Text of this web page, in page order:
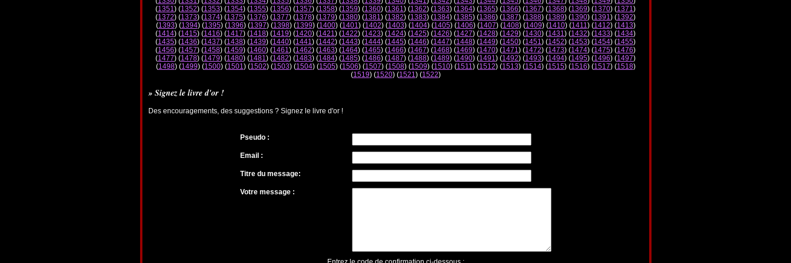
(1351) (1352) (1353) (1354) (1355) (1356) (1357) (1358) (1359) (1360) (1361) (1362) (1363) (1364) (1365) (1366) (1367) (1368) (1369) (1370) (1371)
(1372) (1373) (1374) (1375) (1376) (1377) (1378) (1379) (1380) (1381) (1382) (1383) (1384) (1385) (1386) (1387) (1388) (1389) (1390) (1391) (1392)
(1393) (1394) (1395) (1396) (1397) (1398) (1399) (1400) (1401) (1402) (1403) (1404) (1405) (1406) (1407) (1408) (1409) (1410) (1411) (1412) (1413)
(1414) (1415) (1416) (1417) (1418) (1419) (1420) (1421) (1422) (1423) (1424) (1425) (1426) (1427) (1428) (1429) (1430) (1431) (1432) (1433) (1434)
(1435) (1436) (1437) (1438) (1439) (1440) (1441) (1442) (1443) (1444) (1445) (1446) (1447) (1448) (1449) (1450) (1451) (1452) (1453) (1454) (1455)
(1456) (1457) (1458) (1459) (1460) (1461) (1462) (1463) (1464) (1465) (1466) (1467) (1468) (1469) (1470) (1471) (1472) (1473) (1474) (1475) (1476)
(1477) (1478) (1479) (1480) (1481) (1482) (1483) (1484) (1485) (1486) (1487) (1488) (1489) (1490) (1491) (1492) (1493) (1494) (1495) (1496) (1497)
(1498) (1499) (1500) (1501) (1502) (1503) (1504) (1505) (1506) (1507) (1508) (1509) (1510) (1511) (1512) (1513) (1514) (1515) (1516) (1517) (1518)
(1519) (1520) (1521) (1522)
» Signez le livre d'or !
Des encouragements, des suggestions ? Signez le livre d'or !
Pseudo :
Email :
Titre du message:
Votre message :